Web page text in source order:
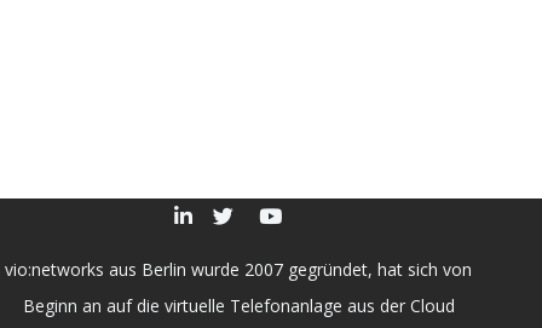
vio:networks aus Berlin wurde 2007 gegründet, hat sich von
Beginn an auf die virtuelle Telefonanlage aus der Cloud